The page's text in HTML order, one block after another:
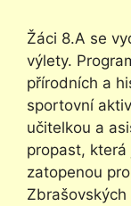
Žáci 8.A se
výlety.
přírodních a
sportovní
učitelkou a
propast,
zatopenou